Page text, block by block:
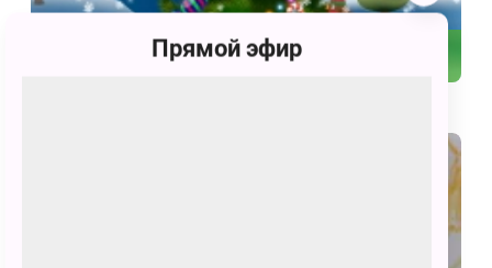
Прямой эфир